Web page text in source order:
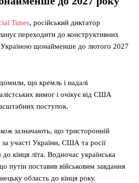
Times, російський диктатор
переходити до конструктивних
Україною щонайменше до лютого 2027
що кремль і надалі
вимог і очікує від США
поступок.
зазначають, що тристоронній
участі України, США та росії
кінця літа. Водночас українська
путін поставив військовим завдання
область до кінця року.